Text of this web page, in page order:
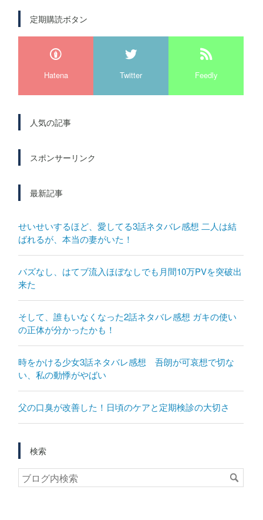
定期購読ボタン
Hatena Twitter Feedly
人気の記事
スポンサーリンク
最新記事
せいせいするほど、愛してる3話ネタバレ感想 二人は結
ばれるが、本当の妻がいた！
バズなし、はてブ流入ほぼなしでも月間10万PVを突破出
来た
そして、誰もいなくなった2話ネタバレ感想 ガキの使い
の正体が分かったかも！
時をかける少女3話ネタバレ感想 吾朗が可哀想で切な
い、私の動悸がやばい
父の口臭が改善した！日頃のケアと定期検診の大切さ
検索